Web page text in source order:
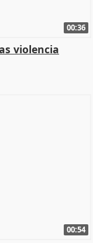
00:36
violencia
00:54